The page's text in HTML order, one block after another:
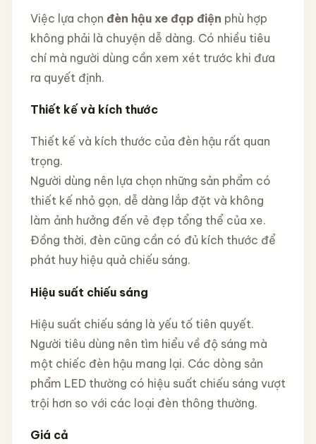
Việc lựa chọn đèn hậu xe đạp điện phù hợp
không phải là chuyện dễ dàng. Có nhiều tiêu
chí mà người dùng cần xem xét trước khi đưa
ra quyết định.
Thiết kế và kích thước
Thiết kế và kích thước của đèn hậu rất quan
trọng.
Người dùng nên lựa chọn những sản phẩm có
thiết kế nhỏ gọn, dễ dàng lắp đặt và không
làm ảnh hưởng đến vẻ đẹp tổng thể của xe.
Đồng thời, đèn cũng cần có đủ kích thước để
phát huy hiệu quả chiếu sáng.
Hiệu suất chiếu sáng
Hiệu suất chiếu sáng là yếu tố tiên quyết.
Người tiêu dùng nên tìm hiểu về độ sáng mà
một chiếc đèn hậu mang lại. Các dòng sản
phẩm LED thường có hiệu suất chiếu sáng vượt
trội hơn so với các loại đèn thông thường.
Giá cả